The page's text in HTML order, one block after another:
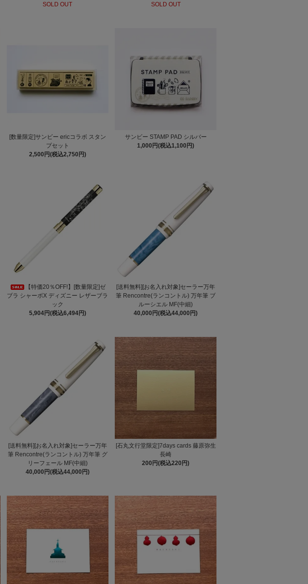
SOLD OUT
SOLD OUT
[数量限定]サンビー ericコラボ スタン
プセット
2,500円(税込2,750円)
サンビー STAMP PAD シルバー
1,000円(税込1,100円)
【特価20％OFF!】[数量限定]ゼ
ブラ シャーボX ディズニー レザーブラ
ック
5,904円(税込6,494円)
[送料無料][お名入れ対象]セーラー万年
筆 Rencontre(ランコントル) 万年筆 ブ
ルーシエル MF(中細)
40,000円(税込44,000円)
[送料無料][お名入れ対象]セーラー万年
筆 Rencontre(ランコントル) 万年筆 グ
リーフェール MF(中細)
40,000円(税込44,000円)
[石丸文行堂限定]7days cards 藤原弥生
長崎
200円(税込220円)